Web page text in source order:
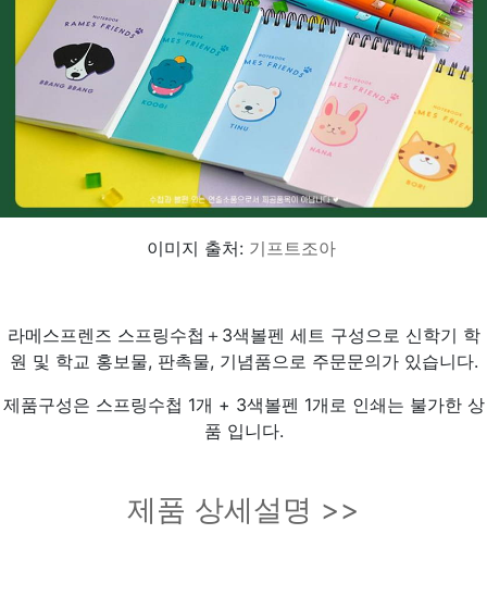
이미지 출처: 기프트조아
라메스프렌즈 스프링수첩＋3색볼펜 세트 구성으로 신학기 학
원 및 학교 홍보물, 판촉물, 기념품으로 주문문의가 있습니다.
제품구성은 스프링수첩 1개 + 3색볼펜 1개로 인쇄는 불가한 상
품 입니다.
제품 상세설명 >>